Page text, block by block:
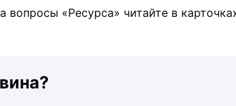
вопросы «Ресурса» читайте в